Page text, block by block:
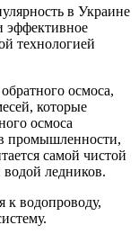
в Украине
эффективное
технологией
осмоса,
которые
осмоса
промышленности,
самой чистой
водой ледников.
к водопроводу,